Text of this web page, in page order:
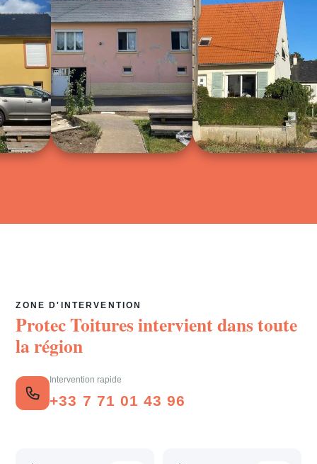
ZONE D'INTERVENTION
Protec Toitures intervient dans toute
la région
Intervention rapide
+33 7 71 01 43 96